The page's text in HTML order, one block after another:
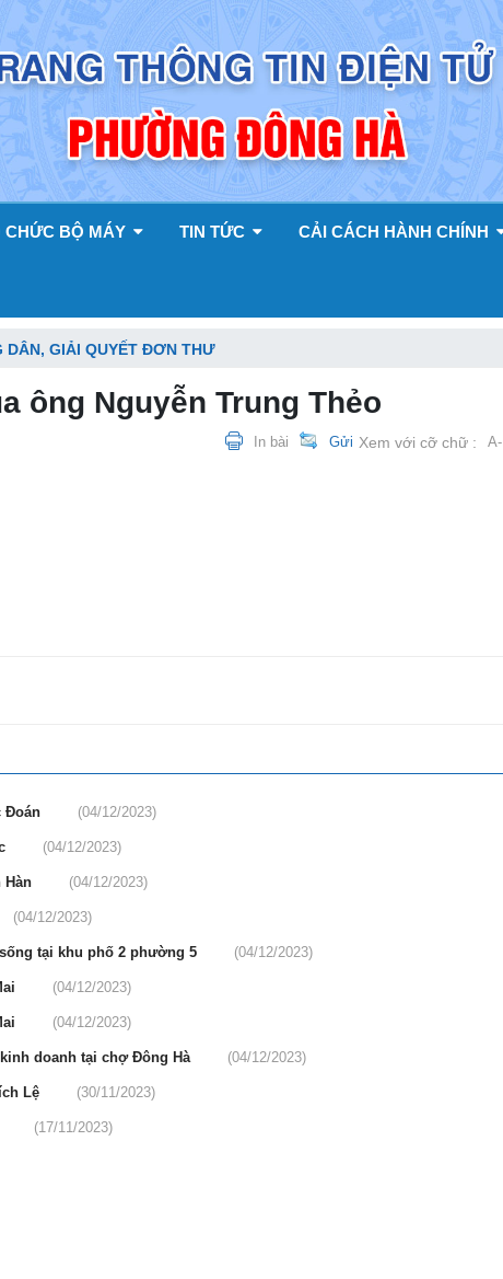
CHỨC BỘ MÁY TIN TỨC CẢI CÁCH HÀNH CHÍNH
DÂN, GIẢI QUYẾT ĐƠN THƯ
ông Nguyễn Trung Thẻo
In bài Gửi Xem với cỡ chữ : A-
Đoán (04/12/2023)
(04/12/2023)
Hàn (04/12/2023)
(04/12/2023)
tại khu phố 2 phường 5 (04/12/2023)
(04/12/2023)
(04/12/2023)
doanh tại chợ Đông Hà (04/12/2023)
Lệ (30/11/2023)
(17/11/2023)